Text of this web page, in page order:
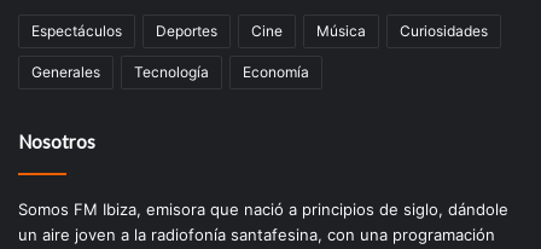
Espectáculos Deportes Cine Música Curiosidades
Generales Tecnología Economía
Nosotros
Somos FM Ibiza, emisora que nació a principios de siglo, dándole
un aire joven a la radiofonía santafesina, con una programación